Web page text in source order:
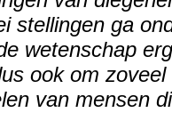
stellingen ga
wetenschap
ook om
van mensen